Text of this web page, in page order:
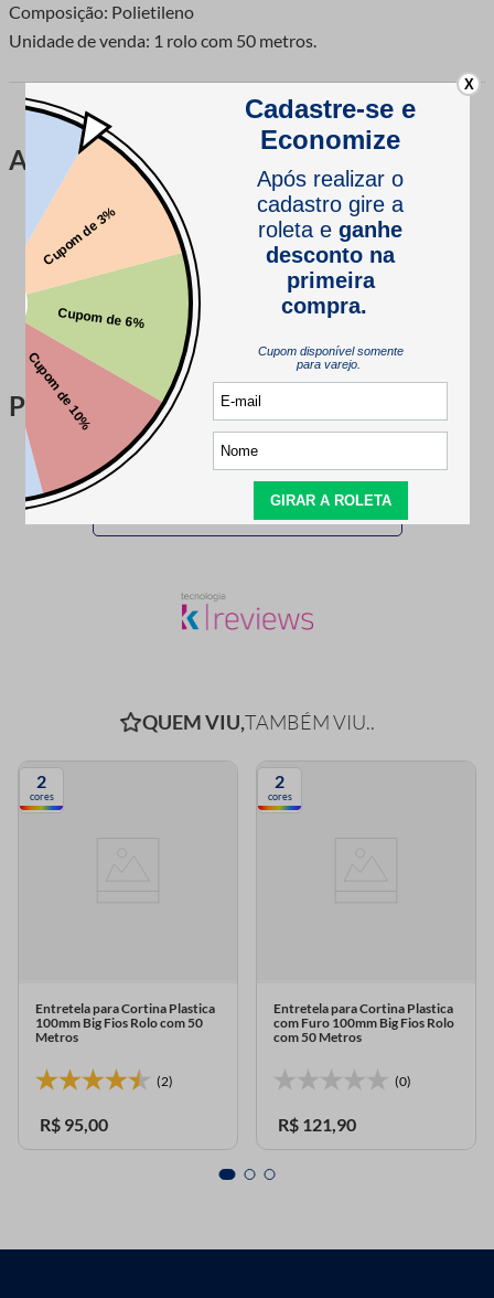
Composição: Polietileno
Unidade de venda: 1 rolo com 50 metros.
Avaliações
Este produto ainda não tem avaliações
SEJA O PRIMEIRO A AVALIAR
Perguntas & respostas
Este produto ainda não tem perguntas
SEJA O PRIMEIRO A PERGUNTAR
QUEM VIU,TAMBÉM VIU..
2
cores
Entretela para Cortina Plastica
100mm Big Fios Rolo com 50
Metros
(2)
R$ 95,00
2
cores
Entretela para Cortina Plastica
com Furo 100mm Big Fios Rolo
com 50 Metros
(0)
R$ 121,90
X